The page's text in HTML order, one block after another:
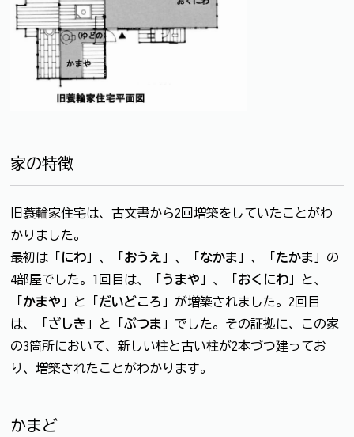
家の特徴
旧蓑輪家住宅は、古文書から2回増築をしていたことがわ
かりました。
最初は「 にわ 」、「おうえ 」、「なかま 」、「たかま 」の
4部屋でした。1回目は、「うまや 」、「おくにわ 」と、
「かまや 」と「だいどころ 」が増築されました。2回目
は、「ざしき 」と「ぶつま 」でした。その証拠に、この家
の3箇所において、新しい柱と古い柱が2本づつ建ってお
り、増築されたことがわかります。
かまど